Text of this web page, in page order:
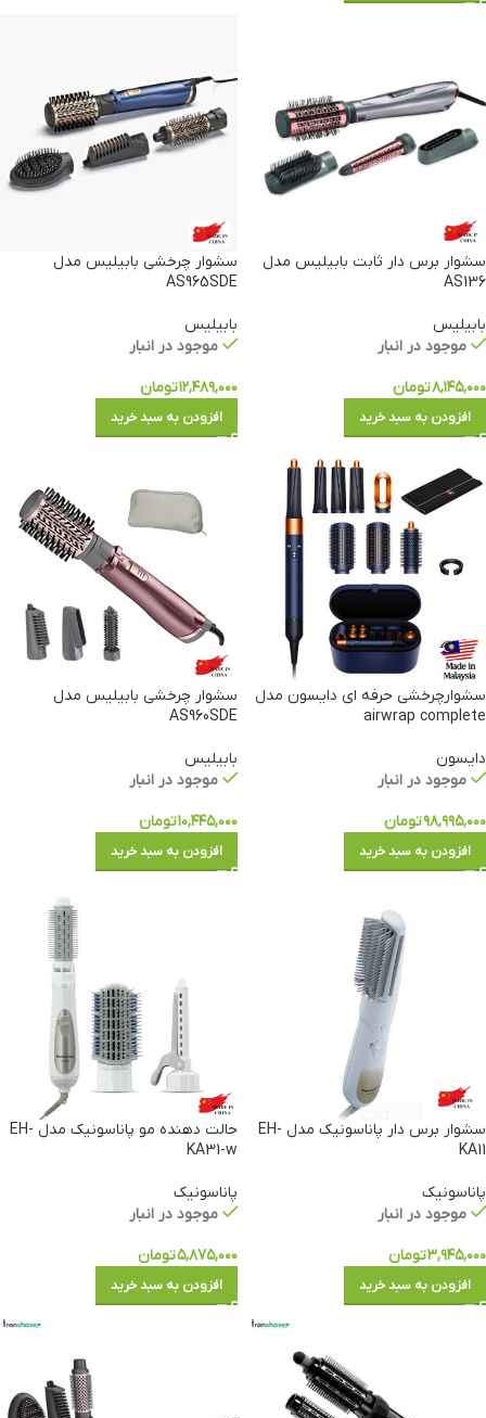
سشوار برس دار ثابت بابیلیس مدل
AS136
بابیلیس
موجود در انبار
۸,۱۴۵,۰۰۰تومان
افزودن به سبد خرید
سشوار چرخشی بابیلیس مدل
AS965SDE
بابیلیس
موجود در انبار
۱۲,۴۸۹,۰۰۰تومان
افزودن به سبد خرید
سشوارچرخشی حرفه ای دایسون مدل
airwrap complete
دایسون
موجود در انبار
۹۸,۹۹۵,۰۰۰تومان
افزودن به سبد خرید
سشوار چرخشی بابیلیس مدل
AS960SDE
بابیلیس
موجود در انبار
۱۰,۴۴۵,۰۰۰تومان
افزودن به سبد خرید
سشوار برس دار پاناسونیک مدل EH-
KA11
پاناسونیک
موجود در انبار
۳,۹۴۵,۰۰۰تومان
افزودن به سبد خرید
حالت دهنده مو پاناسونیک مدل EH-
KA31-w
پاناسونیک
موجود در انبار
۵,۸۷۵,۰۰۰تومان
افزودن به سبد خرید